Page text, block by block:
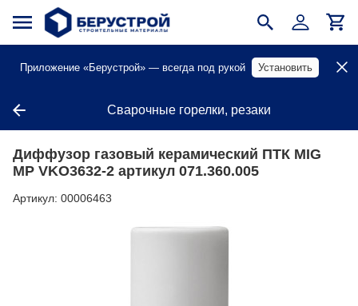
Приложение «Берустрой» — всегда под рукой Установить
Сварочные горелки, резаки
Диффузор газовый керамический ПТК MIG
MP VKO3632-2 артикул 071.360.005
Артикул: 00006463